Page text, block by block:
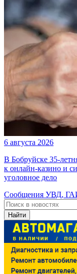
6 августа 2026
В Бобруйске 35-
к онлайн-казино и
уголовное дело
Сообщения УВД,
Найти